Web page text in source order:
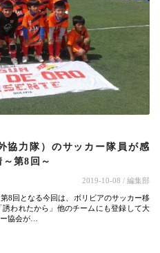
協力隊）のサッカー隊員が感
第8回～
2019-10-08 / 編集部
8回となる今回は、ボリビアのサッカー移
われたから」他のチームにも登録して大
協会が…